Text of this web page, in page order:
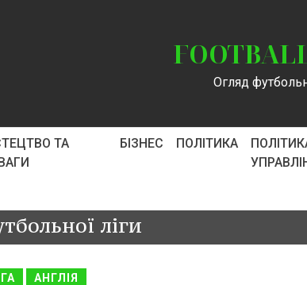
Огляд
ТА
БІЗНЕС ПОЛІТИКА
ліги
АНГЛІЯ